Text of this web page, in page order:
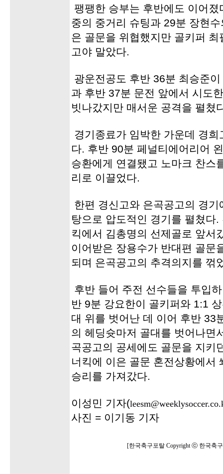
팽팽한 승부는 후반에도 이어
중의 중거리 슈팅과 29분 장현
은 골문을 위협했지만 골키퍼
고야 말았다.
광운전공도 후반 36분 최승준
과 후반 37분 문전 앞에서 시도
빗나갔지만 매서운 공격을 펼쳤
경기종료가 임박한 가운데 경
다. 후반 90분 페널티에어리어
승환에게 연결됐고 노마크 찬스
리로 이끌었다.
한편 경신고와 은곡공고의 경
탕으로 압도적인 경기를 펼쳤다
킥에서 김총명의 선제골로 앞서
이어받은 장용수가 반대편 골문
되며 은곡공고의 추격의지를 꺾
후반 들어 주전 선수들을 투입
반 9분 강요한이 골키퍼와 1:1
대 위를 벗어난 데 이어 후반 33
의 헤딩슛마저 골대를 벗어나면
곡공고의 공세에도 골문을 지키
너킥에 이은 골문 혼전상황에서
승리를 가져갔다.
이성민 기자(
사진 = 이기동 기자
[한국축구포탈 Copyright ⓒ 한국축